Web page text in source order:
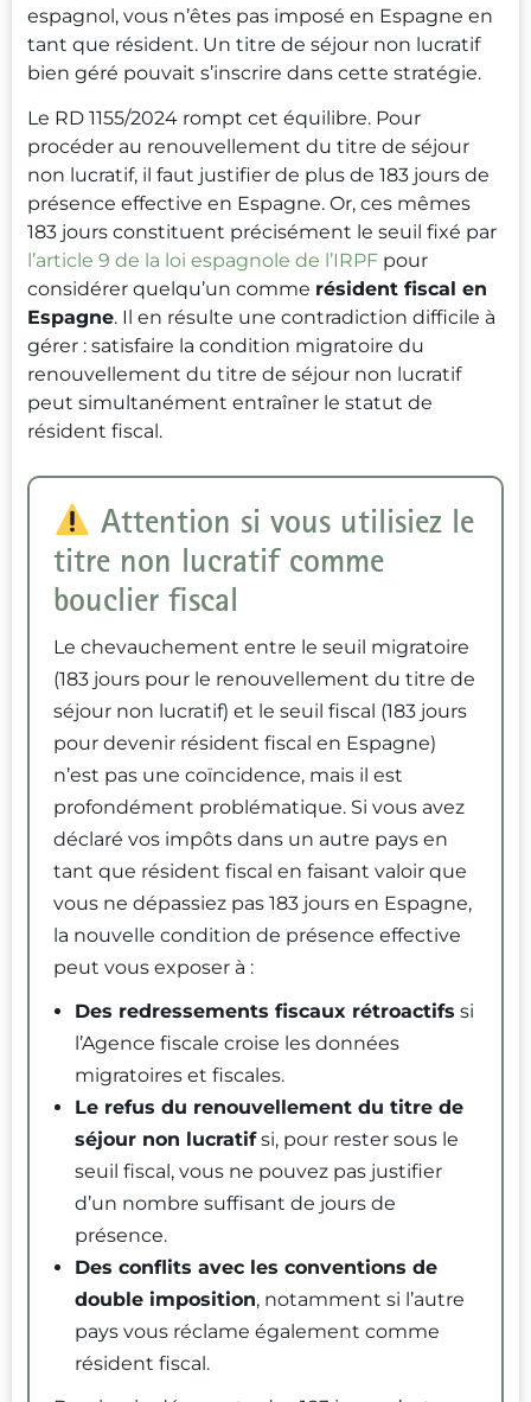
espagnol, vous n’êtes pas imposé en Espagne en
tant que résident. Un titre de séjour non lucratif
bien géré pouvait s’inscrire dans cette stratégie.
Le RD 1155/2024 rompt cet équilibre. Pour
procéder au renouvellement du titre de séjour
non lucratif, il faut justifier de plus de 183 jours de
présence effective en Espagne. Or, ces mêmes
183 jours constituent précisément le seuil fixé par
l’article 9 de la loi espagnole de l’IRPFpour
considérer quelqu’un comme résident fiscal en
Espagne. Il en résulte une contradiction difficile à
gérer : satisfaire la condition migratoire du
renouvellement du titre de séjour non lucratif
peut simultanément entraîner le statut de
résident fiscal.
Attention si vous utilisiez le
titre non lucratif comme
bouclier fiscal
Le chevauchement entre le seuil migratoire
(183 jours pour le renouvellement du titre de
séjour non lucratif) et le seuil fiscal (183 jours
pour devenir résident fiscal en Espagne)
n’est pas une coïncidence, mais il est
profondément problématique. Si vous avez
déclaré vos impôts dans un autre pays en
tant que résident fiscal en faisant valoir que
vous ne dépassiez pas 183 jours en Espagne,
la nouvelle condition de présence effective
peut vous exposer à :
Des redressements fiscaux rétroactifs si
l’Agence fiscale croise les données
migratoires et fiscales.
Le refus du renouvellement du titre de
séjour non lucratifsi, pour rester sous le
seuil fiscal, vous ne pouvez pas justifier
d’un nombre suffisant de jours de
présence.
Des conflits avec les conventions de
double imposition, notamment si l’autre
pays vous réclame également comme
résident fiscal.